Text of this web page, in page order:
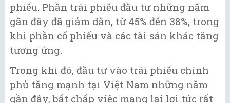
phiếu. Phần trái phiếu đầu tư những năm
gần đây đã giảm dần, từ 45% đến 38%, trong
khi phần cổ phiếu và các tài sản khác tăng
tương ứng.
Trong khi đó, đầu tư vào trái phiếu chính
phủ tăng mạnh tại Việt Nam những năm
gần đây, bất chấp việc mang lại lợi tức rất